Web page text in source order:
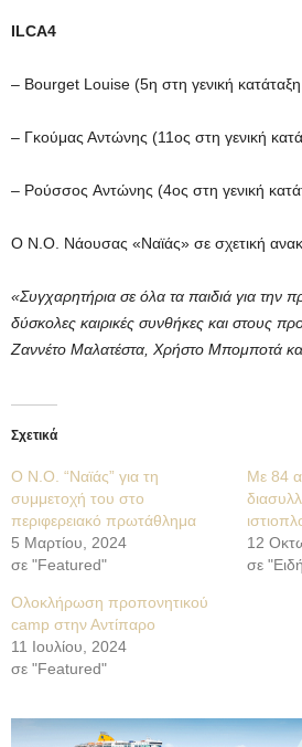
ILCA4
– Bourget Louise (5η στη γενική κατάταξη
– Γκούμας Αντώνης (11ος στη γενική
– Ρούσσος Aντώνης (4ος στη γενική
Ο Ν.Ο. Νάουσας «Ναϊάς» σε σχετική
«Συγχαρητήρια σε όλα τα παιδιά για την
δύσκολες καιρικές συνθήκες και στους
Ζαννέτο Μαλατέστα, Χρήστο Μπομποτά
Σχετικά
O N.O. “Ναϊάς” για τη
συμμετοχή του στο
περιφερειακό πρωτάθλημα
5 Μαρτίου, 2024
σε "Featured"
Με 84
12
σε
Ολοκλήρωση προπονητικού
camp στην Αντίπαρο
11 Ιουλίου, 2024
σε "Featured"